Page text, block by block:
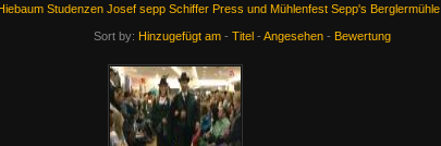
Studenzen Josef sepp Schiffer Press und Mühlenfest Sepp's Berglermühle
Sort by: Hinzugefügt am - Titel - Angesehen - Bewertung